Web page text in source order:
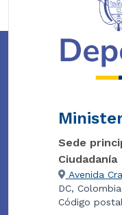
Sede
Ciudadanía
Avenida
DC, Colombia
Código